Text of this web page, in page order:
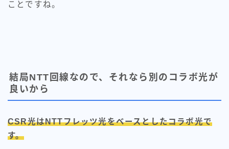
ことですね。
結局NTT回線なので、それなら別のコラボ光が
良いから
CSR光はNTTフレッツ光をベースとしたコラボ光で
す。